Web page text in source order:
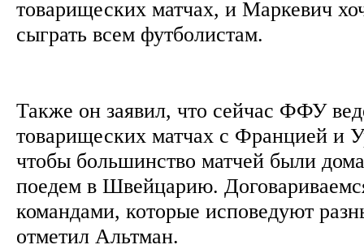
товарищеских матчах, и Маркевич
сыграть всем футболистам.
Также он заявил, что сейчас ФФУ
товарищеских матчах с Францией и
чтобы большинство матчей были
поедем в Швейцарию.
командами, которые исповедуют
отметил Альтман.